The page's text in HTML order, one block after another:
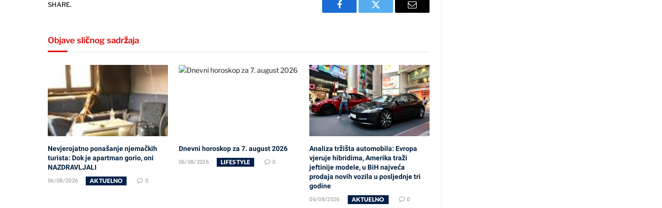
SHARE.
Facebook Twitter Email
Objave sličnog sadržaja
Nevjerojatno ponašanje njemačkih
turista: Dok je apartman gorio, oni
NAZDRAVLJALI
06/08/2026 AKTUELNO 0
Dnevni horoskop za 7. august 2026
06/08/2026 LIFESTYLE 0
Analiza tržišta automobila: Evropa
vjeruje hibridima, Amerika traži
jeftinije modele, u BiH najveća
prodaja novih vozila u posljednje tri
godine
06/08/2026 AKTUELNO 0